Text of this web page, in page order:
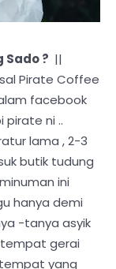
Sado ? ||
Pirate Coffee
facebook
pirate ni ..
lama , 2-3
butik tudung
ini
hanya demi
-tanya asyik
tempat gerai
yang